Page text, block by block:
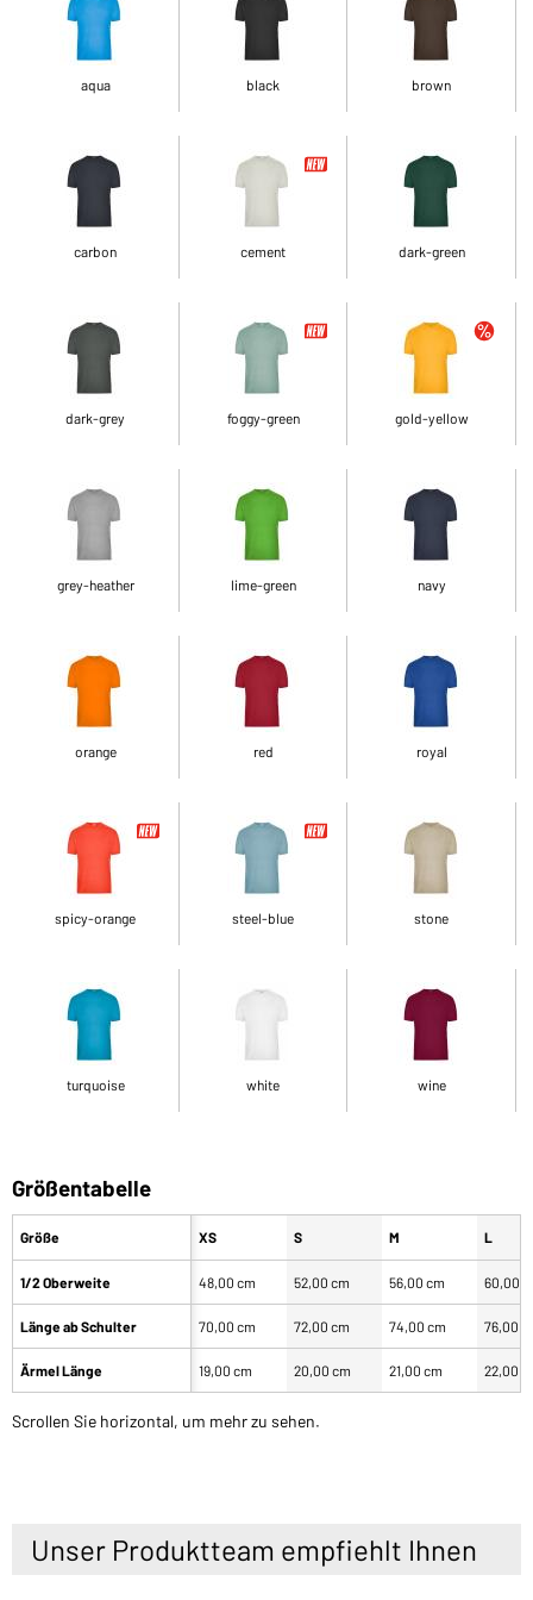
aqua black brown
carbon cement dark-green
dark-grey foggy-green gold-yellow
grey-heather lime-green navy
orange red royal
spicy-orange steel-blue stone
turquoise white wine
Größentabelle
Größe
1/2 Oberweite
Länge ab Schulter
Ärmel Länge
XS S M L
48,00 cm 52,00 cm 56,00 cm 60,00
70,00 cm 72,00 cm 74,00 cm 76,00
19,00 cm 20,00 cm 21,00 cm 22,00
Scrollen Sie horizontal, um mehr zu sehen.
Unser Produktteam empfiehlt Ihnen